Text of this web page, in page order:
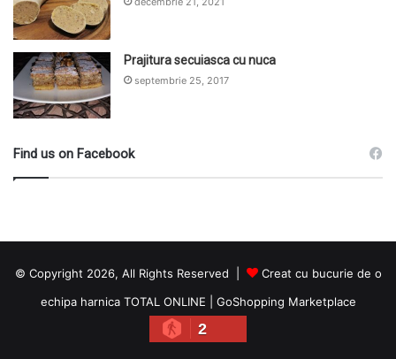
Prajitura secuiasca cu nuca
septembrie 25, 2017
Find us on Facebook
© Copyright 2026, All Rights Reserved |
Creat cu bucurie de o
echipa harnica TOTAL ONLINE
GoShopping Marketplace
2